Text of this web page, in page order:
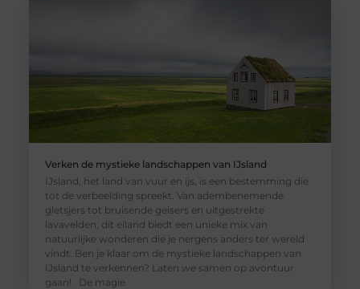
Verken de mystieke landschappen van IJsland
IJsland, het land van vuur en ijs, is een bestemming die
tot de verbeelding spreekt. Van adembenemende
gletsjers tot bruisende geisers en uitgestrekte
lavavelden, dit eiland biedt een unieke mix van
natuurlijke wonderen die je nergens anders ter wereld
vindt. Ben je klaar om de mystieke landschappen van
IJsland te verkennen? Laten we samen op avontuur
gaan! De magie